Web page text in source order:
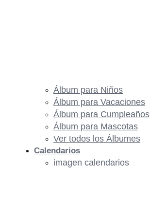
Álbum para Niños
Álbum para Vacaciones
Álbum para Cumpleaños
Álbum para Mascotas
Ver todos los Álbumes
Calendarios
imagen calendarios